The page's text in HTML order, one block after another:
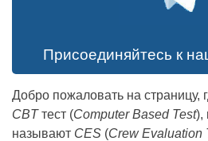
Присоединяйтесь к
Добро пожаловать на страницу,
CBTтест (Computer Based Test),
называют CES (Crew Evaluation